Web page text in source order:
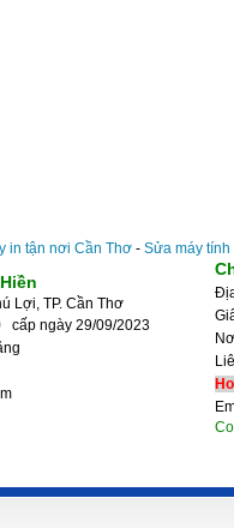
in tận nơi Cần Thơ - Sửa máy
Lợi, TP. Cần Thơ
cấp ngày 29/09/2023